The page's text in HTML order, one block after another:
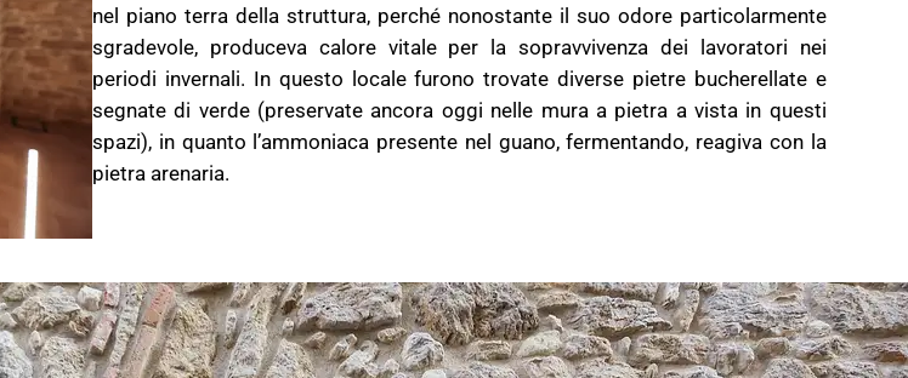
nel piano terra della struttura, perché nonostante il suo odore particolarmente
sgradevole, produceva calore vitale per la sopravvivenza dei lavoratori nei
periodi invernali. In questo locale furono trovate diverse pietre bucherellate e
segnate di verde (preservate ancora oggi nelle mura a pietra a vista in questi
spazi), in quanto l’ammoniaca presente nel guano, fermentando, reagiva con la
pietra arenaria.